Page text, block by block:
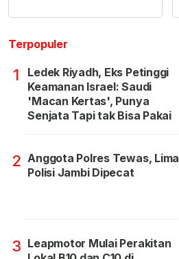
Terpopuler
1
Ledek Riyadh, Eks Petinggi
Keamanan Israel: Saudi
'Macan Kertas', Punya
Senjata Tapi tak Bisa Pakai
2 Anggota Polres Tewas, Lima
Polisi Jambi Dipecat
3 Leapmotor Mulai Perakitan